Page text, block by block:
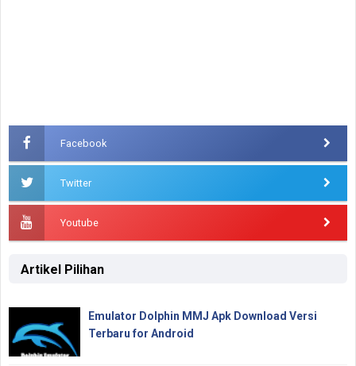
Facebook
Twitter
Youtube
Artikel Pilihan
Emulator Dolphin MMJ Apk Download Versi
Terbaru for Android